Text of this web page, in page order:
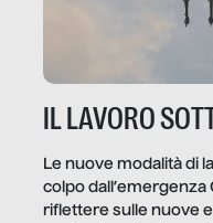
IL LAVORO
Le nuove modalità di
colpo dall’emergenza
riflettere sulle nuove